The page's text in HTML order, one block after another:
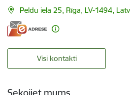
Peldu iela 25, Rīga, LV-1494,
Visi kontakti
Sekojiet mums